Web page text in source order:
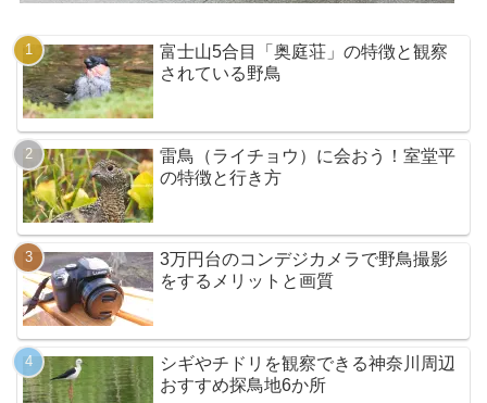
富士山5合目「奥庭荘」の特徴と観察
されている野鳥
雷鳥（ライチョウ）に会おう！室堂平
の特徴と行き方
3万円台のコンデジカメラで野鳥撮影
をするメリットと画質
シギやチドリを観察できる神奈川周辺
おすすめ探鳥地6か所